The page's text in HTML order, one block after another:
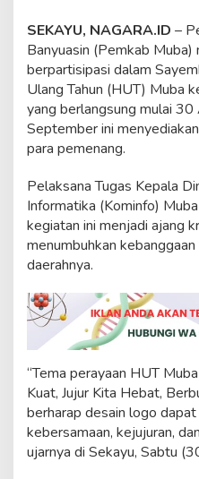
H
a
d
i
a
h
p
J
u
a
SEKAYU, NAGARA.ID –
Banyuasin (Pemkab
berpartisipasi dalam
Ulang Tahun (HUT) Muba
yang berlangsung mulai
September ini
para pemenang.
Pelaksana Tugas Kepala
Informatika (Kominfo)
kegiatan ini menjadi ajang
menumbuhkan
daerahnya.
“Tema perayaan HUT
Kuat, Jujur Kita Hebat,
berharap desain logo
kebersamaan, kejujuran,
ujarnya di Sekayu, Sabtu